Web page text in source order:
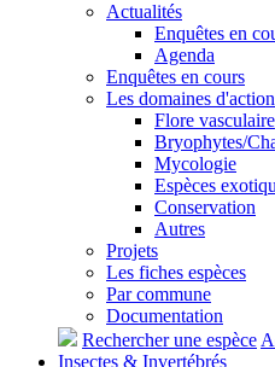
Actualités
Enquêtes en
Agenda
Enquêtes en cours
Les domaines
Flore vasculaire
Bryophytes/
Mycologie
Espèces
Conservation
Autres
Projets
Les fiches espèces
Par commune
Documentation
Rechercher une espèce
Insectes & Invertébrés